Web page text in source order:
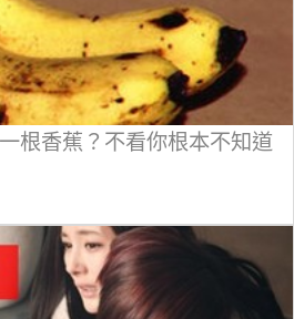
根香蕉？不看你根本不知道